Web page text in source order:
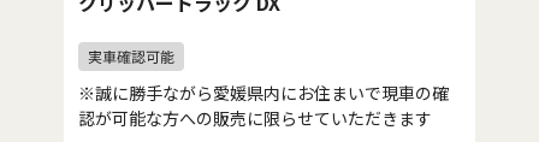
※誠に勝手ながら愛媛県内にお住まいで現車の確
認が可能な方への販売に限らせていただきます